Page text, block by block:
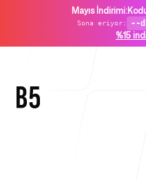
Mayıs İndirimi:
Sona eriyor: --d
%15